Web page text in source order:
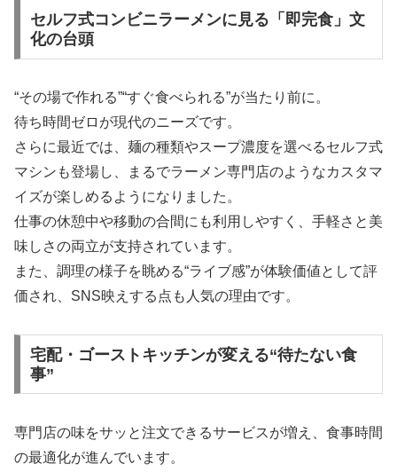
セルフ式コンビニラーメンに見る「即完食」文
化の台頭
“その場で作れる”“すぐ食べられる”が当たり前に。
待ち時間ゼロが現代のニーズです。
さらに最近では、麺の種類やスープ濃度を選べるセルフ式
マシンも登場し、まるでラーメン専門店のようなカスタマ
イズが楽しめるようになりました。
仕事の休憩中や移動の合間にも利用しやすく、手軽さと美
味しさの両立が支持されています。
また、調理の様子を眺める“ライブ感”が体験価値として評
価され、SNS映えする点も人気の理由です。
宅配・ゴーストキッチンが変える“待たない食
事”
専門店の味をサッと注文できるサービスが増え、食事時間
の最適化が進んでいます。